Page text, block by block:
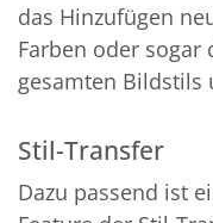
das Hinzufügen
Farben oder sogar
gesamten Bildstils
Stil-Transfer
Dazu passend ist